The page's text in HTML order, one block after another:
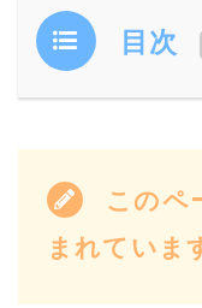
目次
このペ
まれていま